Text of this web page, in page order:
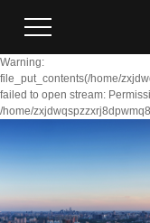
Warning:
file_put_contents(/home/
failed to open stream:
/home/